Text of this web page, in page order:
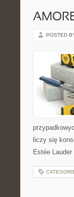
POSTED
liczy się
Estée